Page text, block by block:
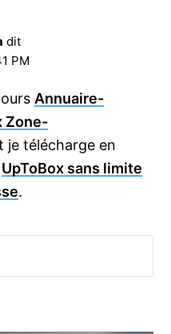
dit
PM
Annuaire-
Zone-
je télécharge en
UpToBox sans limite
.